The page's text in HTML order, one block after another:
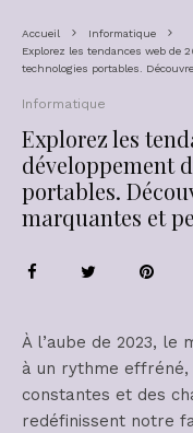
Accueil
Informatique
Explorez les tendances web de
technologies portables.
Informatique
Explorez les
développement
portables.
marquantes et
À l’aube de 2023, le
à un rythme
constantes et des
redéfinissent notre